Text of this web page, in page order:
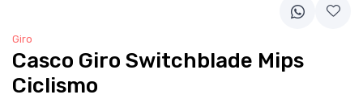
Giro
Casco Giro Switchblade Mips
Ciclismo